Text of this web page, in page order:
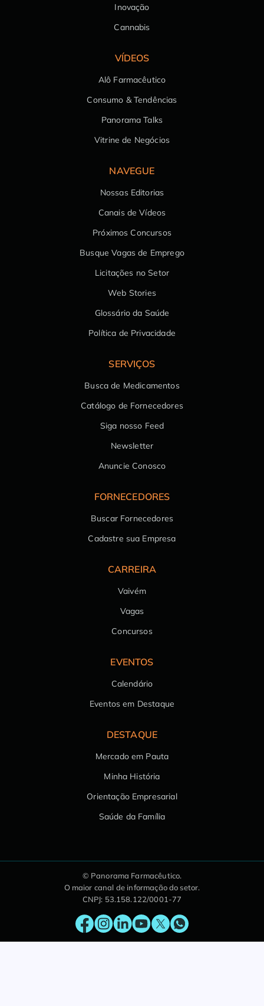
Inovação
Cannabis
VÍDEOS
Alô Farmacêutico
Consumo & Tendências
Panorama Talks
Vitrine de Negócios
NAVEGUE
Nossas Editorias
Canais de Vídeos
Próximos Concursos
Busque Vagas de Emprego
Licitações no Setor
Web Stories
Glossário da Saúde
Política de Privacidade
SERVIÇOS
Busca de Medicamentos
Catálogo de Fornecedores
Siga nosso Feed
Newsletter
Anuncie Conosco
FORNECEDORES
Buscar Fornecedores
Cadastre sua Empresa
CARREIRA
Vaivém
Vagas
Concursos
EVENTOS
Calendário
Eventos em Destaque
DESTAQUE
Mercado em Pauta
Minha História
Orientação Empresarial
Saúde da Família
© Panorama Farmacêutico.
O maior canal de informação do setor.
CNPJ: 53.158.122/0001-77